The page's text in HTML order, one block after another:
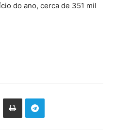
do ano, cerca de 351 mil